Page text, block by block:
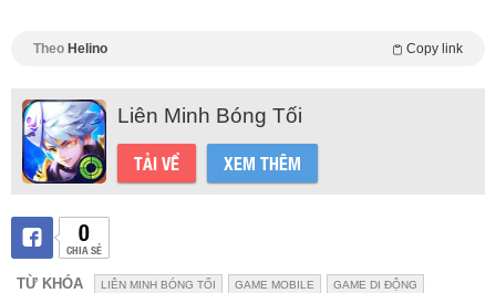
Theo Helino Copy link
Liên Minh Bóng Tối
TẢI VỀ XEM THÊM
0
CHIA SẺ
TỪ KHÓA LIÊN MINH BÓNG TỐI GAME MOBILE GAME DI ĐỘNG